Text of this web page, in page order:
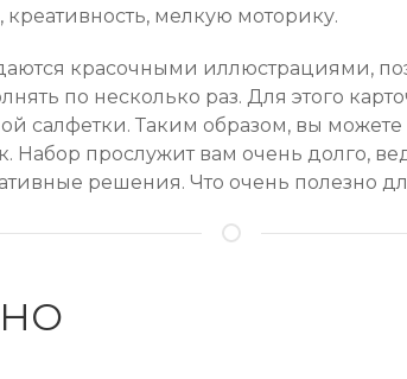
мелкую моторику.
красочными иллюстрациями,
по несколько раз. Для этого
салфетки. Таким образом, вы
Набор прослужит вам очень долго,
решения. Что очень полезно